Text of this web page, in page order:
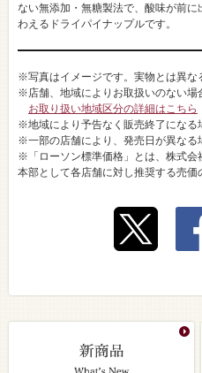
ない無添加・無糖製法で、酸味が前
わえるドライパイナップルです。
※写真はイメージです。実物とは異な
※店舗、地域によりお取扱いのない場
お取り扱い地域区分の詳細はこちら
※地域により予告なく販売終了になる
※一部の店舗により、発売日が異なる
※「ローソン標準価格」とは、株式会
本部として各店舗に対し推奨する売価